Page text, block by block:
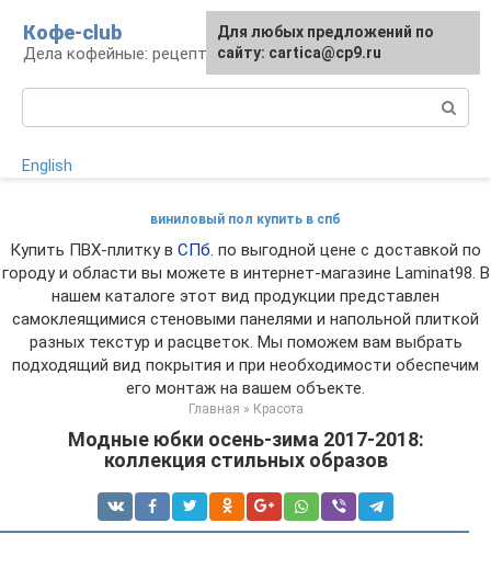
контенту
Кофе-club
Дела кофейные: рецепты и приготовление
English
виниловый пол купить в спб
Купить ПВХ-плитку в СПб. по выгодной цене с доставкой по
городу и области вы можете в интернет-магазине Laminat98. В
нашем каталоге этот вид продукции представлен
самоклеящимися стеновыми панелями и напольной плиткой
разных текстур и расцветок. Мы поможем вам выбрать
подходящий вид покрытия и при необходимости обеспечим
его монтаж на вашем объекте.
Главная » Красота
Модные юбки осень-зима 2017-2018:
коллекция стильных образов
Для любых предложений по
сайту: cartica@cp9.ru